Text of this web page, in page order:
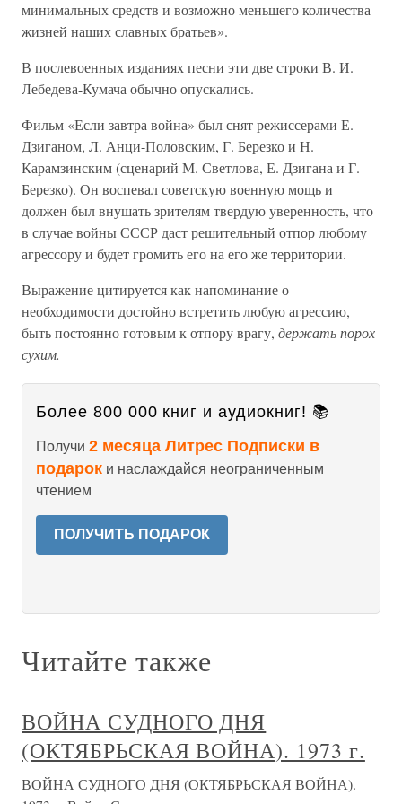
минимальных средств и возможно меньшего количества
жизней наших славных братьев».
В послевоенных изданиях песни эти две строки В. И.
Лебедева-Кумача обычно опускались.
Фильм «Если завтра война» был снят режиссерами Е.
Дзиганом, Л. Анци-Половским, Г. Березко и Н.
Карамзинским (сценарий М. Светлова, Е. Дзигана и Г.
Березко). Он воспевал советскую военную мощь и
должен был внушать зрителям твердую уверенность, что
в случае войны СССР даст решительный отпор любому
агрессору и будет громить его на его же территории.
Выражение цитируется как напоминание о
необходимости достойно встретить любую агрессию,
быть постоянно готовым к отпору врагу, держать порох
сухим.
Более 800 000 книг и аудиокниг! 📚
Получи 2 месяца Литрес Подписки в
подарок и наслаждайся неограниченным
чтением
ПОЛУЧИТЬ ПОДАРОК
Читайте также
ВОЙНА СУДНОГО ДНЯ
(ОКТЯБРЬСКАЯ ВОЙНА). 1973 г.
ВОЙНА СУДНОГО ДНЯ (ОКТЯБРЬСКАЯ ВОЙНА).